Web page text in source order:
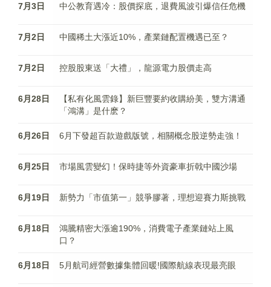
7月3日 中公教育遇冷：股價探底，退費風波引爆信任危機
7月2日 中國稀土大漲近10%，產業鏈配置機遇已至？
7月2日 控股股東送「大禮」，龍源電力股價走高
6月28日
【私有化風雲錄】新巨豐要約收購紛美，雙方溝通
「鴻溝」是什麽？
6月26日 6月下發超百款遊戲版號，相關概念股逆勢走強！
6月25日 市場風雲變幻！保時捷等外資豪車折戟中國沙場
6月19日 新勢力「市值第一」競爭膠著，理想迎賽力斯挑戰
6月18日
鴻騰精密大漲逾190%，消費電子產業鏈站上風
口？
6月18日 5月航司經營數據集體回暖!國際航線表現最亮眼